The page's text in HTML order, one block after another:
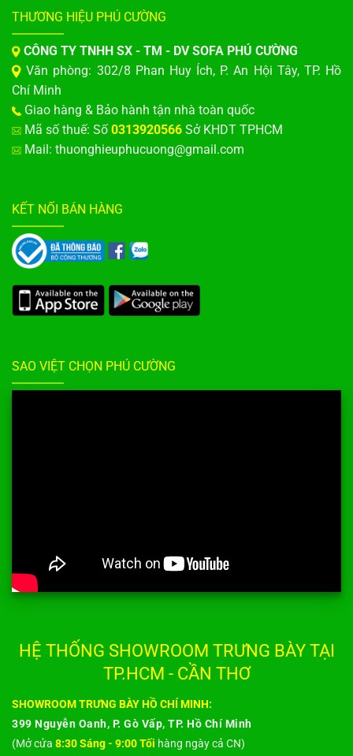
THƯƠNG HIỆU PHÚ CƯỜNG
CÔNG TY TNHH SX - TM - DV SOFA PHÚ CƯỜNG
Văn phòng: 302/8 Phan Huy Ích, P. An Hội Tây, TP. Hồ
Chí Minh
Giao hàng & Bảo hành tận nhà toàn quốc
Mã số thuế: Số0313920566 Sở KHDT TPHCM
Mail: thuonghieuphucuong@gmail.com
KẾT NỐI BÁN HÀNG
SAO VIỆT CHỌN PHÚ CƯỜNG
HỆ THỐNG SHOWROOM TRƯNG BÀY TẠI
TP.HCM - CẦN THƠ
SHOWROOM TRƯNG BÀY HỒ CHÍ MINH:
399 Nguyễn Oanh, P. Gò Vấp, TP. Hồ Chí Minh
(Mở cửa 8:30 Sáng - 9:00 Tối hàng ngày cả CN)